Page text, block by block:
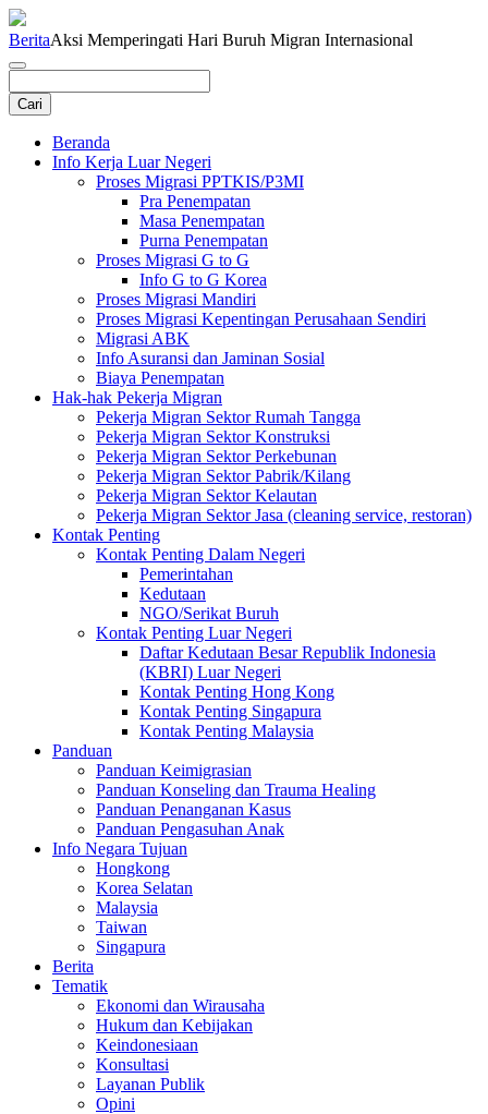
BeritaAksi Memperingati Hari Buruh Migran Internasional
Beranda
Info Kerja Luar Negeri
Proses Migrasi PPTKIS/P3MI
Pra Penempatan
Masa Penempatan
Purna Penempatan
Proses Migrasi G to G
Info G to G Korea
Proses Migrasi Mandiri
Proses Migrasi Kepentingan Perusahaan Sendiri
Migrasi ABK
Info Asuransi dan Jaminan Sosial
Biaya Penempatan
Hak-hak Pekerja Migran
Pekerja Migran Sektor Rumah Tangga
Pekerja Migran Sektor Konstruksi
Pekerja Migran Sektor Perkebunan
Pekerja Migran Sektor Pabrik/Kilang
Pekerja Migran Sektor Kelautan
Pekerja Migran Sektor Jasa (cleaning service, restoran)
Kontak Penting
Kontak Penting Dalam Negeri
Pemerintahan
Kedutaan
NGO/Serikat Buruh
Kontak Penting Luar Negeri
Daftar Kedutaan Besar Republik Indonesia
(KBRI) Luar Negeri
Kontak Penting Hong Kong
Kontak Penting Singapura
Kontak Penting Malaysia
Panduan
Panduan Keimigrasian
Panduan Konseling dan Trauma Healing
Panduan Penanganan Kasus
Panduan Pengasuhan Anak
Info Negara Tujuan
Hongkong
Korea Selatan
Malaysia
Taiwan
Singapura
Berita
Tematik
Ekonomi dan Wirausaha
Hukum dan Kebijakan
Keindonesiaan
Konsultasi
Layanan Publik
Opini